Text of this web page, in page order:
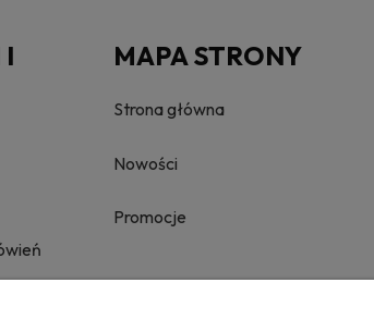
I
MAPA STRONY
Strona główna
Nowości
Promocje